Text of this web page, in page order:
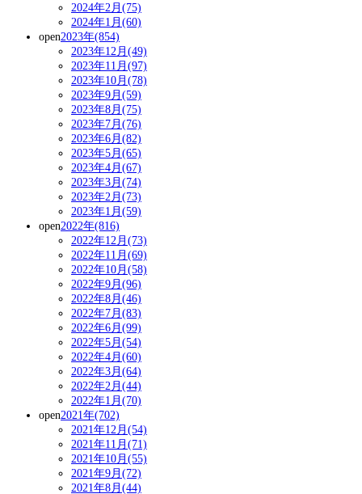
2024年2月(75)
2024年1月(60)
open2023年(854)
2023年12月(49)
2023年11月(97)
2023年10月(78)
2023年9月(59)
2023年8月(75)
2023年7月(76)
2023年6月(82)
2023年5月(65)
2023年4月(67)
2023年3月(74)
2023年2月(73)
2023年1月(59)
open2022年(816)
2022年12月(73)
2022年11月(69)
2022年10月(58)
2022年9月(96)
2022年8月(46)
2022年7月(83)
2022年6月(99)
2022年5月(54)
2022年4月(60)
2022年3月(64)
2022年2月(44)
2022年1月(70)
open2021年(702)
2021年12月(54)
2021年11月(71)
2021年10月(55)
2021年9月(72)
2021年8月(44)